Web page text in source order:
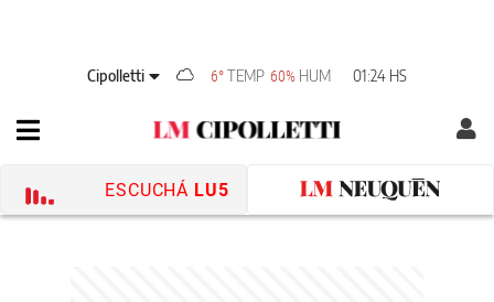
Cipolletti 6°TEMP 60% HUM 01:24 HS
ESCUCHÁ LU5